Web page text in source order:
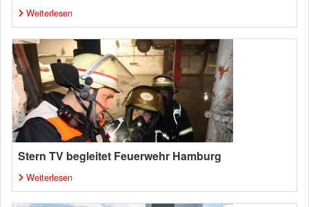
Weiterlesen
Stern TV begleitet Feuerwehr Hamburg
Weiterlesen